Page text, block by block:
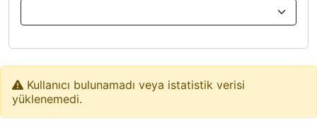
Kullanıcı bulunamadı veya istatistik verisi
yüklenemedi.